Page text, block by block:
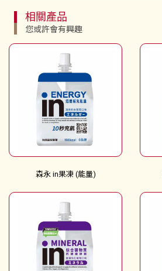
相關產品
您或許會有興趣
森永 in果凍 (能量)